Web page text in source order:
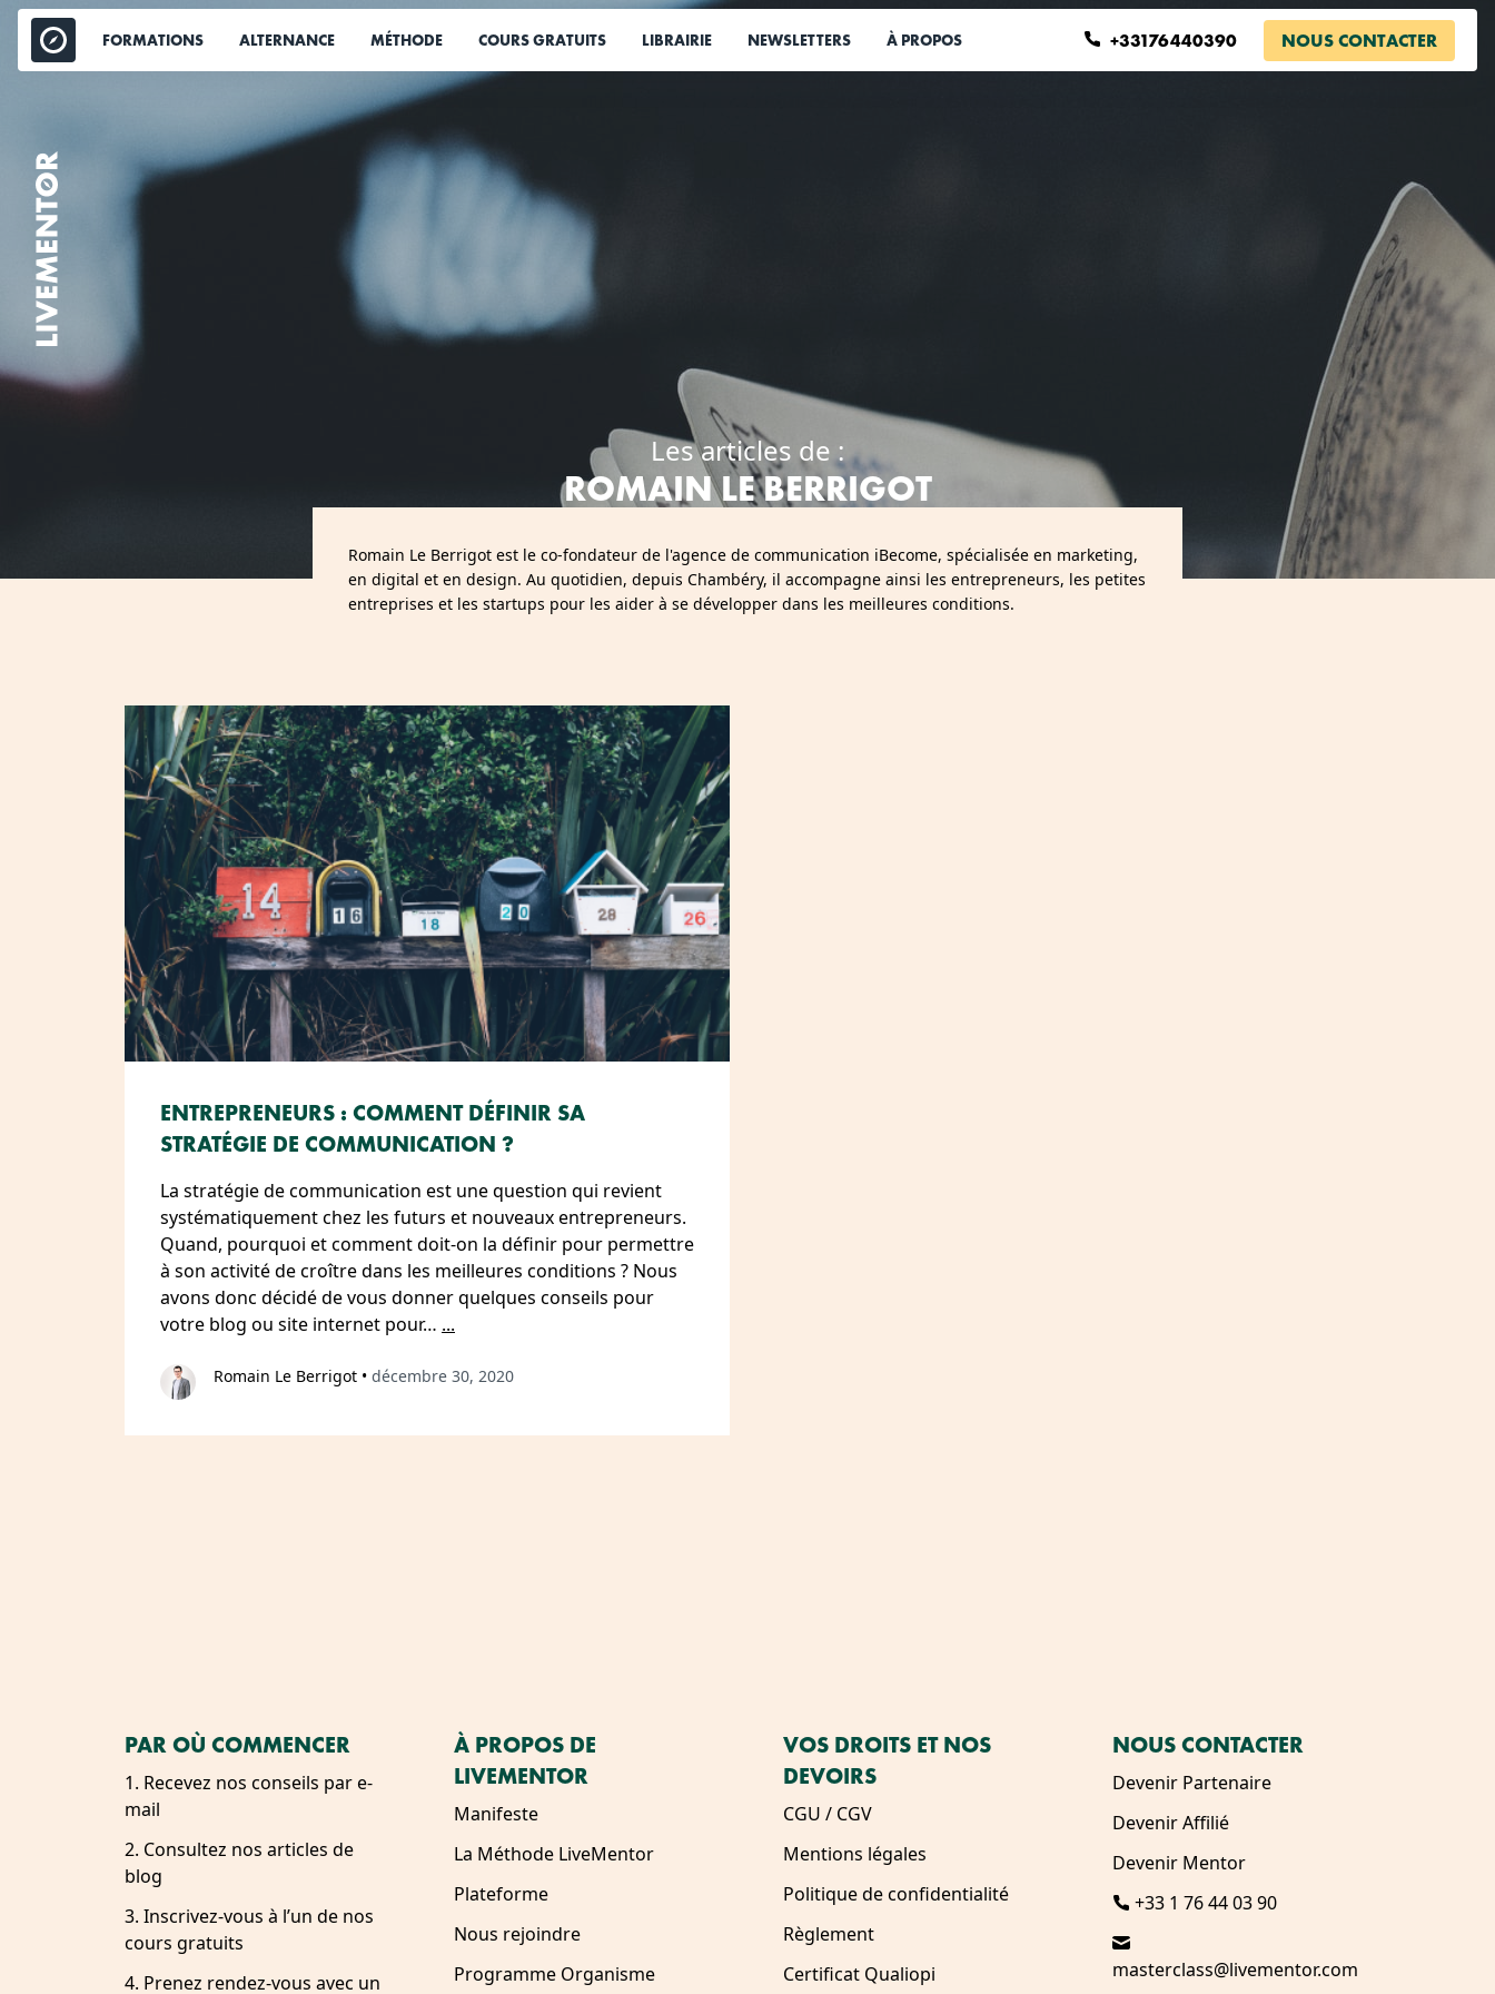
Aller
contenu
FORMATIONS ALTERNANCE MÉTHODE COURS GRATUITS LIBRAIRIE NEWSLETTERS À PROPOS +33176440390 NOUS CONTACTER
Les articles de :
ROMAIN LE BERRIGOT
Romain Le Berrigot est le co-fondateur de l'agence de communication iBecome, spécialisée en marketing,
en digital et en design. Au quotidien, depuis Chambéry, il accompagne ainsi les entrepreneurs, les petites
entreprises et les startups pour les aider à se développer dans les meilleures conditions.
ENTREPRENEURS : COMMENT DÉFINIR SA
STRATÉGIE DE COMMUNICATION ?
La stratégie de communication est une question qui revient
systématiquement chez les futurs et nouveaux entrepreneurs.
Quand, pourquoi et comment doit-on la définir pour permettre
à son activité de croître dans les meilleures conditions ? Nous
avons donc décidé de vous donner quelques conseils pour
votre blog ou site internet pour… ...
Romain Le Berrigot • décembre 30, 2020
PAR OÙ COMMENCER
1. Recevez nos conseils par e-
mail
2. Consultez nos articles de
blog
3. Inscrivez-vous à l’un de nos
cours gratuits
4. Prenez rendez-vous avec un
À PROPOS DE
LIVEMENTOR
Manifeste
La Méthode LiveMentor
Plateforme
Nous rejoindre
Programme Organisme
VOS DROITS ET NOS
DEVOIRS
CGU / CGV
Mentions légales
Politique de confidentialité
Règlement
Certificat Qualiopi
NOUS CONTACTER
Devenir Partenaire
Devenir Affilié
Devenir Mentor
+33 1 76 44 03 90
masterclass@livementor.com